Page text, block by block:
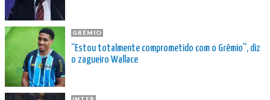
GRÊMIO
“Estou totalmente comprometido com o Grêmio”, diz
o zagueiro Wallace